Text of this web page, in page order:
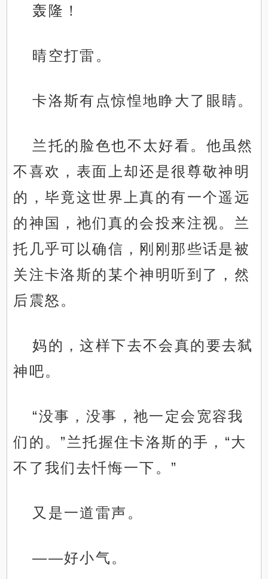
轰隆！
晴空打雷。
卡洛斯有点惊惶地睁大了眼睛。
兰托的脸色也不太好看。他虽然
不喜欢，表面上却还是很尊敬神明
的，毕竟这世界上真的有一个遥远
的神国，祂们真的会投来注视。兰
托几乎可以确信，刚刚那些话是被
关注卡洛斯的某个神明听到了，然
后震怒。
妈的，这样下去不会真的要去弑
神吧。
“没事，没事，祂一定会宽容我
们的。”兰托握住卡洛斯的手，“大
不了我们去忏悔一下。”
又是一道雷声。
——好小气。